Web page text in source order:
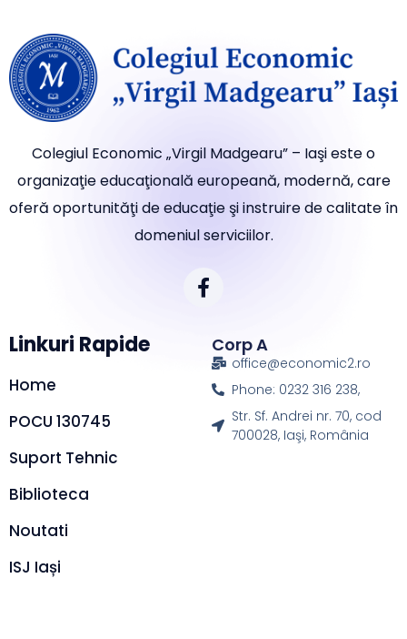
Colegiul Economic „Virgil Madgearu” – Iaşi este o
organizaţie educaţională europeană, modernă, care
oferă oportunităţi de educaţie şi instruire de calitate în
domeniul serviciilor.
Linkuri Rapide
Home
POCU 130745
Suport Tehnic
Biblioteca
Noutati
ISJ Iași
Corp A
office@economic2.ro
Phone: 0232 316 238,
Str. Sf. Andrei nr. 70, cod
700028, Iaşi, România